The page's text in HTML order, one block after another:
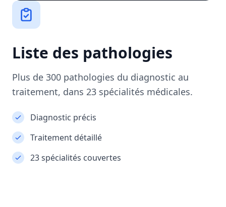
Liste des pathologies
Plus de 300 pathologies du diagnostic au
traitement, dans 23 spécialités médicales.
Diagnostic précis
Traitement détaillé
23 spécialités couvertes